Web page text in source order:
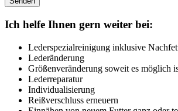
Sidebar
Ich helfe Ihnen gern weiter bei:
Lederspezialreinigung inklusive
Lederänderung
Größenveränderung soweit es möglich
Lederreparatur
Individualisierung
Reißverschluss erneuern